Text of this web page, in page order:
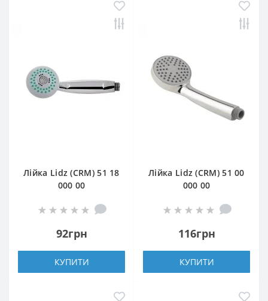
Лійка Lidz (CRM) 51 18
000 00
92грн
КУПИТИ
Лійка Lidz (CRM) 51 00
000 00
116грн
КУПИТИ